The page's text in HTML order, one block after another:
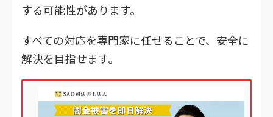
する可能性があります。
すべての対応を専門家に任せることで、安全に
解決を目指せます。